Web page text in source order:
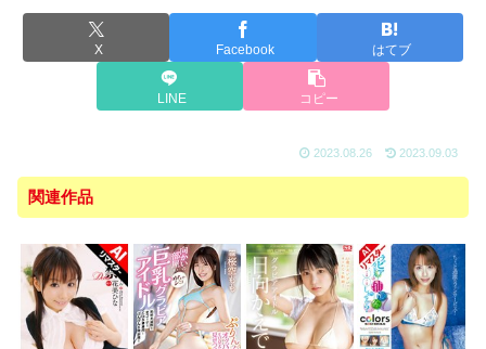
X Facebook はてブ
LINE コピー
2023.08.26 2023.09.03
関連作品